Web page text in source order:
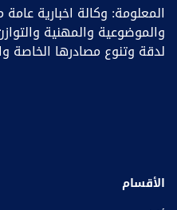
المعلومة: وكالة اخبارية عامة
والموضوعية والمهنية
لدقة وتنوع مصادرها الخاصة
الأقسام